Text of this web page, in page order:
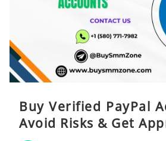
Buy Verified PayPal
Avoid Risks & Get